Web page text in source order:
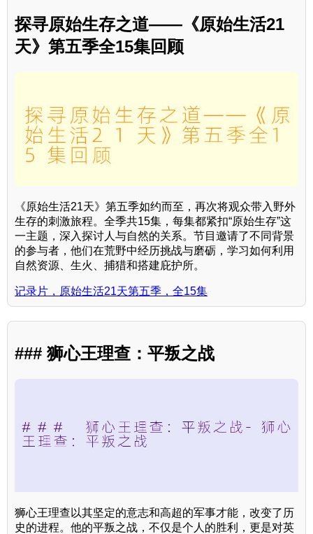
探寻原始生存之道——《原始生活21
天》第五季全15集回顾
《原始生活21天》第五季如约而至，再次将观众带入野外
生存的刺激旅程。全季共15集，每集都紧扣“原始生存”这
一主题，深入探讨人与自然的关系。节目邀请了不同背景
的参与者，他们在荒野中经历挑战与磨砺，学习如何利用
自然资源、生火、捕猎和搭建庇护所。
记录片，原始生活21天第五季，全15集
### 狮心王理查：平叛之战
狮心王理查以其坚定的意志和高超的军事才能，改变了历
史的进程。他的平叛之战，不仅是个人的胜利，更是对英